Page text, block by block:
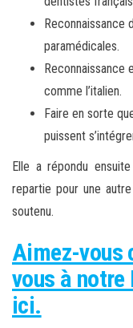
Reconnaissance
paramédicales.
Reconnaissance
comme l’italien.
Faire en sorte
puissent
Elle a répondu
repartie pour une
soutenu.
Aimez-vous
vous à
ici.